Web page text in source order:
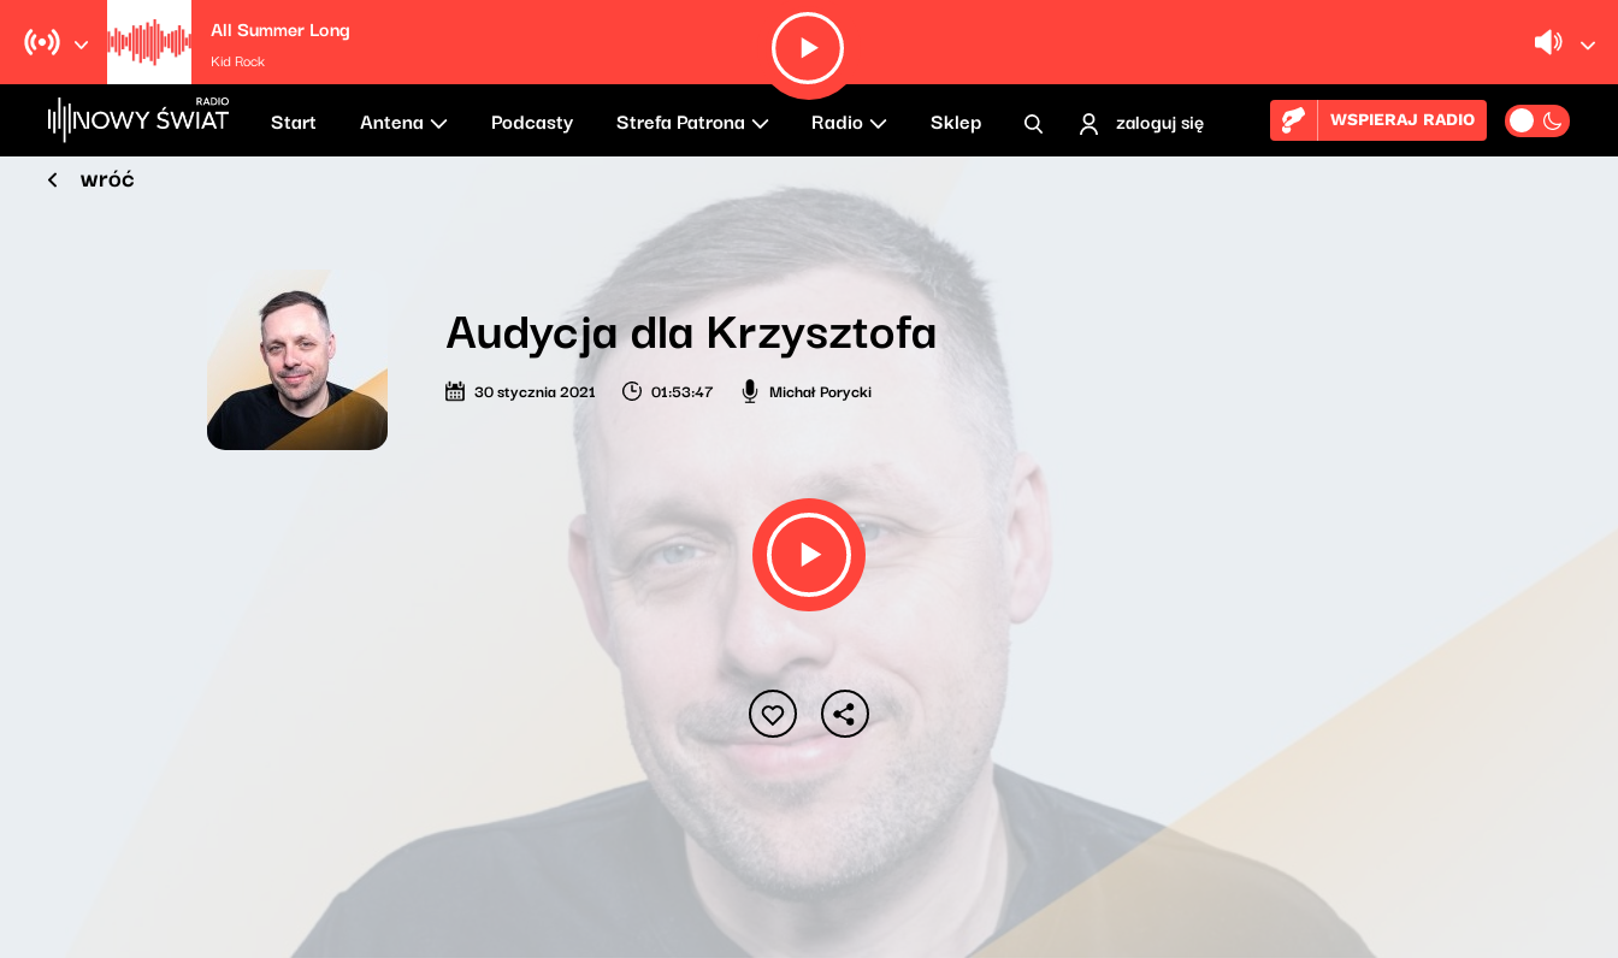
All Summer Long
Kid Rock
Start Antena Podcasty Strefa Patrona Radio Sklep zaloguj się WSPIERAJ RADIO
wróć
Audycja dla Krzysztofa
30 stycznia 2021 01:53:47 Michał Porycki